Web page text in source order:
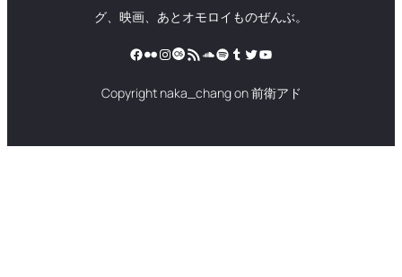
グ、映画、あとオモロイものぜんぶ。
Facebook
FlickrInstagram
Last.fm
RSS フィードSoundCloud
Spotify
Tumblr
Twitter
YouTube
Copyright naka_chang on 前衛アド